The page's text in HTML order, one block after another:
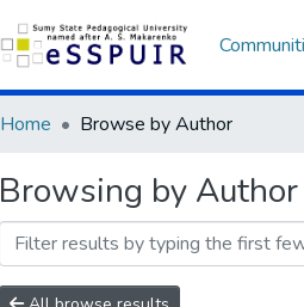
Home Browse by Author
Browsing by